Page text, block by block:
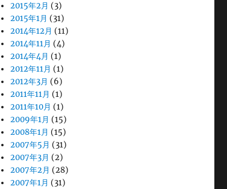
2015年2月 (3)
2015年1月 (31)
2014年12月 (11)
2014年11月 (4)
2014年4月 (1)
2012年11月 (1)
2012年3月 (6)
2011年11月 (1)
2011年10月 (1)
2009年1月 (15)
2008年1月 (15)
2007年5月 (31)
2007年3月 (2)
2007年2月 (28)
2007年1月 (31)